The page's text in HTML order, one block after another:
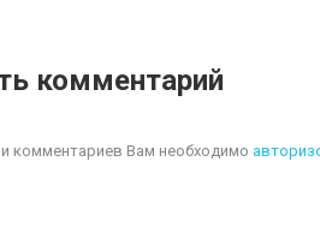
комментарий
комментариев Вам необходимо